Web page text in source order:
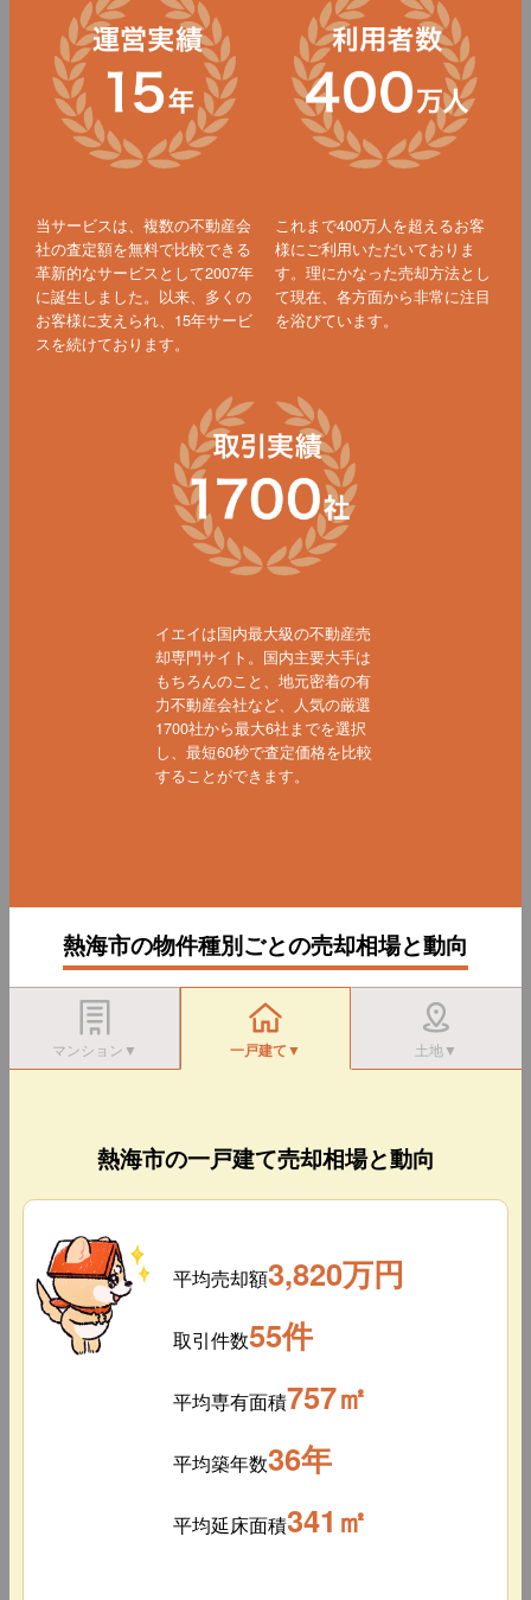
当サービスは、複数の不動産会
社の査定額を無料で比較できる
革新的なサービスとして2007年
に誕生しました。以来、多くの
お客様に支えられ、15年サービ
スを続けております。
これまで400万人を超えるお客
様にご利用いただいておりま
す。理にかなった売却方法とし
て現在、各方面から非常に注目
を浴びています。
イエイは国内最大級の不動産売
却専門サイト。国内主要大手は
もちろんのこと、地元密着の有
力不動産会社など、人気の厳選
1700社から最大6社までを選択
し、最短60秒で査定価格を比較
することができます。
熱海市の物件種別ごとの売却相場と動向
マンション▼ 一戸建て▼ 土地▼
熱海市の一戸建て売却相場と動向
平均売却額3,820万円
取引件数55件
平均専有面積757㎡
平均築年数36年
平均延床面積341㎡